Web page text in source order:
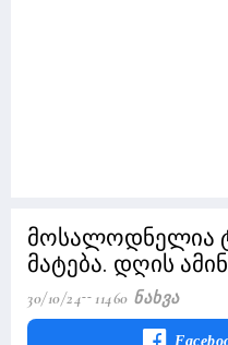
მოსალოდნელია
მატება. დღის
30/10/24 11460 Ნახვა